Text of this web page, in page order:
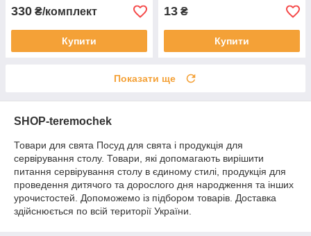
330 ₴/комплект
Купити
13 ₴
Купити
Показати ще
SHOP-teremochek
Товари для свята Посуд для свята і продукція для
сервірування столу. Товари, які допомагають вирішити
питання сервірування столу в єдиному стилі, продукція для
проведення дитячого та дорослого дня народження та інших
урочистостей. Допоможемо із підбором товарів. Доставка
здійснюється по всій території України.